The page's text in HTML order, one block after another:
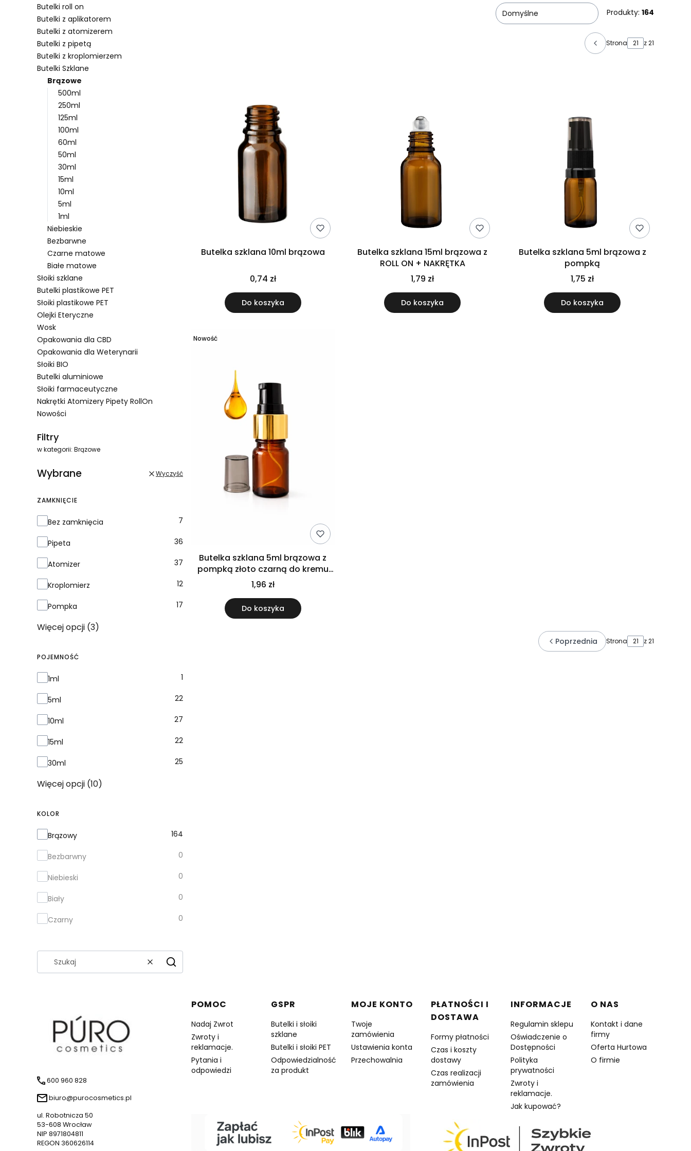
Butelki roll on
Butelki z aplikatorem
Butelki z atomizerem
Butelki z pipetą
Butelki z kroplomierzem
Butelki Szklane
Brązowe
500ml
250ml
125ml
100ml
60ml
50ml
30ml
15ml
10ml
5ml
1ml
Niebieskie
Bezbarwne
Czarne matowe
Białe matowe
Słoiki szklane
Butelki plastikowe PET
Słoiki plastikowe PET
Olejki Eteryczne
Wosk
Opakowania dla CBD
Opakowania dla Weterynarii
Słoiki BIO
Butelki aluminiowe
Słoiki farmaceutyczne
Nakrętki Atomizery Pipety RollOn
Nowości
Filtry
w kategorii: Brązowe
Wybrane Wyczyść
ZAMKNIĘCIE
Zamknięcie
Bez zamknięcia 7
Pipeta 36
Atomizer 37
Kroplomierz 12
Pompka 17
Więcej opcji (3)
POJEMNOŚĆ
Pojemność
1ml 1
5ml 22
10ml 27
15ml 22
30ml 25
Więcej opcji (10)
KOLOR
Kolor
Brązowy 164
Bezbarwny 0
Niebieski 0
Biały 0
Czarny 0
WyczyśćSzukaj
Domyślne Produkty: 164
Strona z 21
Butelka szklana 10ml brązowa
0,74 zł
Do koszyka
Butelka szklana 15ml brązowa z
ROLL ON + NAKRĘTKA
1,79 zł
Do koszyka
Butelka szklana 5ml brązowa z
pompką
1,75 zł
Do koszyka
Nowość
Butelka szklana 5ml brązowa z
pompką złoto czarną do kremu
oleju
1,96 zł
Do koszyka
Poprzednia Strona z 21
600 960 828
biuro@purocosmetics.pl
ul. Robotnicza 50
53-608 Wrocław
NIP 8971804811
REGON 360626114
Linki w stopce
POMOC
Nadaj Zwrot
Zwroty i
reklamacje.
Pytania i
odpowiedzi
GSPR
Butelki i słoiki
szklane
Butelki i słoiki PET
Odpowiedzialność
za produkt
MOJE KONTO
Twoje
zamówienia
Ustawienia konta
Przechowalnia
PŁATNOŚCI I
DOSTAWA
Formy płatności
Czas i koszty
dostawy
Czas realizacji
zamówienia
INFORMACJE
Regulamin sklepu
Oświadczenie o
Dostępności
Polityka
prywatności
Zwroty i
reklamacje.
Jak kupować?
O NAS
Kontakt i dane
firmy
Oferta Hurtowa
O firmie